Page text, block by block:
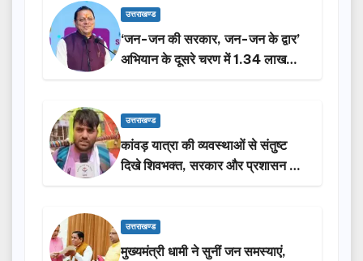
उत्तराखण्ड
‘जन-जन की सरकार, जन-जन के द्वार’
अभियान के दूसरे चरण में 1.34 लाख
लोगों की भागीदारी…
उत्तराखण्ड
कांवड़ यात्रा की व्यवस्थाओं से संतुष्ट
दिखे शिवभक्त, सरकार और प्रशासन की
सराहना…
उत्तराखण्ड
मुख्यमंत्री धामी ने सुनीं जन समस्याएं,